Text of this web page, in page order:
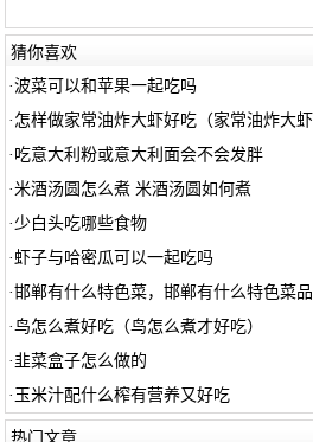
猜你喜欢
·波菜可以和苹果一起吃吗
· 怎样做家常油炸大虾好吃（家常油炸大虾
· 吃意大利粉或意大利面会不会发胖
·米酒汤圆怎么煮 米酒汤圆如何煮
· 少白头吃哪些食物
·虾子与哈密瓜可以一起吃吗
·邯郸有什么特色菜，邯郸有什么特色菜品
·鸟怎么煮好吃（鸟怎么煮才好吃）
· 韭菜盒子怎么做的
· 玉米汁配什么榨有营养又好吃
热门文章